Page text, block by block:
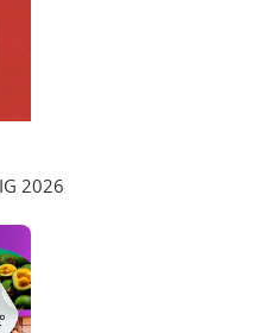
2026